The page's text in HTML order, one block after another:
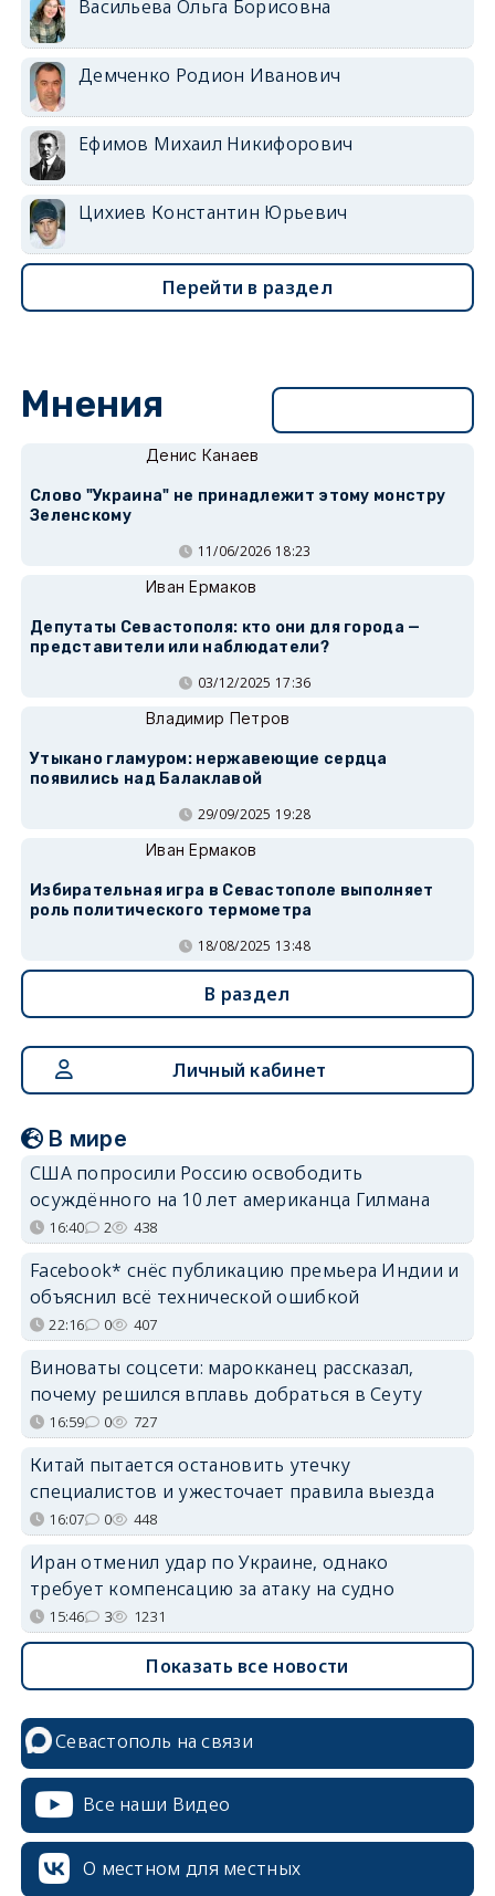
Васильева Ольга Борисовна
Демченко Родион Иванович
Ефимов Михаил Никифорович
Цихиев Константин Юрьевич
Перейти в раздел
Мнения
Денис Канаев
Слово "Украина" не принадлежит этому монстру
Зеленскому
11/06/2026 18:23
Иван Ермаков
Депутаты Севастополя: кто они для города —
представители или наблюдатели?
03/12/2025 17:36
Владимир Петров
Утыкано гламуром: нержавеющие сердца
появились над Балаклавой
29/09/2025 19:28
Иван Ермаков
Избирательная игра в Севастополе выполняет
роль политического термометра
18/08/2025 13:48
В раздел
Личный кабинет
В мире
США попросили Россию освободить
осуждённого на 10 лет американца Гилмана
16:40 2 438
Facebook* снёс публикацию премьера Индии и
объяснил всё технической ошибкой
22:16 0 407
Виноваты соцсети: марокканец рассказал,
почему решился вплавь добраться в Сеуту
16:59 0 727
Китай пытается остановить утечку
специалистов и ужесточает правила выезда
16:07 0 448
Иран отменил удар по Украине, однако
требует компенсацию за атаку на судно
15:46 3 1231
Показать все новости
Севастополь на связи
Все наши Видео
О местном для местных